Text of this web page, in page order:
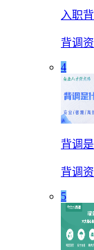
入职
背调
4
背调
背调
5